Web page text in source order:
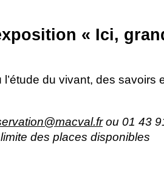
« Ici,
du vivant, des savoirs
ou 01 43
des places disponibles